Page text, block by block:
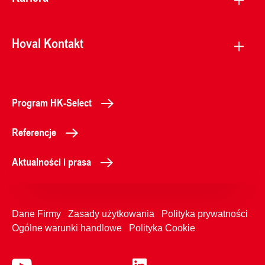
Hoval Kontakt
Program HK-Select
Referencje
Aktualności i prasa
Dane Firmy Zasady użytkowania
Polityka prywatności
Ogólne warunki handlowe
Polityka Cookie